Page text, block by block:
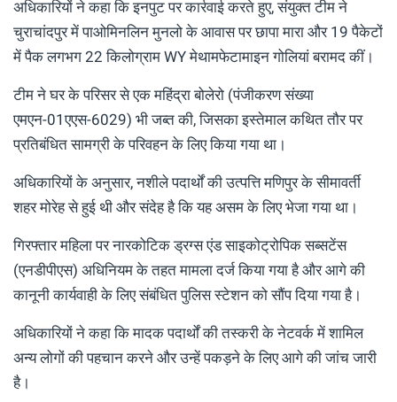
अधिकारियों ने कहा कि इनपुट पर कार्रवाई करते हुए, संयुक्त टीम ने
चुराचांदपुर में पाओमिनलिन मुनलो के आवास पर छापा मारा और 19 पैकेटों
में पैक लगभग 22 किलोग्राम WY मेथामफेटामाइन गोलियां बरामद कीं।
टीम ने घर के परिसर से एक महिंद्रा बोलेरो (पंजीकरण संख्या
एमएन-01एएस-6029) भी जब्त की, जिसका इस्तेमाल कथित तौर पर
प्रतिबंधित सामग्री के परिवहन के लिए किया गया था।
अधिकारियों के अनुसार, नशीले पदार्थों की उत्पत्ति मणिपुर के सीमावर्ती
शहर मोरेह से हुई थी और संदेह है कि यह असम के लिए भेजा गया था।
गिरफ्तार महिला पर नारकोटिक ड्रग्स एंड साइकोट्रोपिक सब्सटेंस
(एनडीपीएस) अधिनियम के तहत मामला दर्ज किया गया है और आगे की
कानूनी कार्यवाही के लिए संबंधित पुलिस स्टेशन को सौंप दिया गया है।
अधिकारियों ने कहा कि मादक पदार्थों की तस्करी के नेटवर्क में शामिल
अन्य लोगों की पहचान करने और उन्हें पकड़ने के लिए आगे की जांच जारी
है।